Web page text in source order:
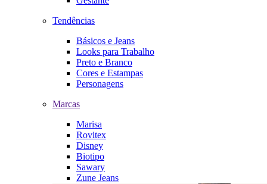
Tendências
Básicos e Jeans
Looks para Trabalho
Preto e Branco
Cores e Estampas
Personagens
Marcas
Marisa
Rovitex
Disney
Biotipo
Sawary
Zune Jeans